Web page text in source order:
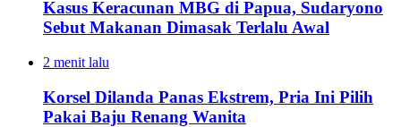
Kasus Keracunan MBG di Papua, Sudaryono
Sebut Makanan Dimasak Terlalu Awal
2 menit lalu
Korsel Dilanda Panas Ekstrem, Pria Ini Pilih
Pakai Baju Renang Wanita